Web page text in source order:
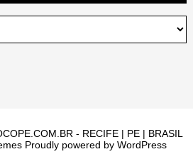
- RECIFE | PE | BRASIL
Proudly powered by WordPress